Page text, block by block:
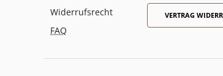
Widerrufsrecht
FAQ
VERTRAG